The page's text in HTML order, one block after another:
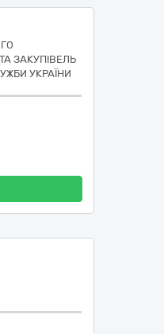
ЗАКУПІВЕЛЬ
УКРАЇНИ